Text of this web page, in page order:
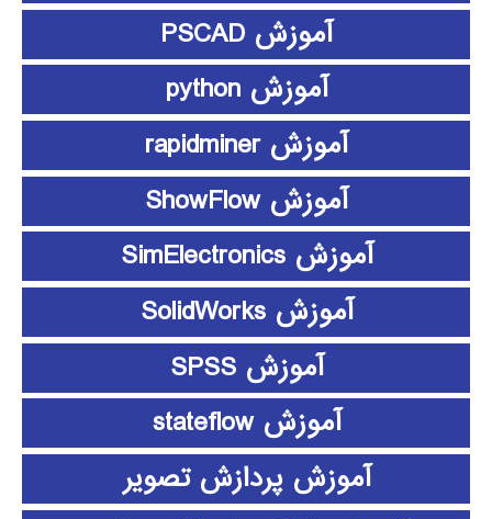
آموزش PSCAD
آموزش python
آموزش rapidminer
آموزش ShowFlow
آموزش SimElectronics
آموزش SolidWorks
آموزش SPSS
آموزش stateflow
آموزش پردازش تصویر